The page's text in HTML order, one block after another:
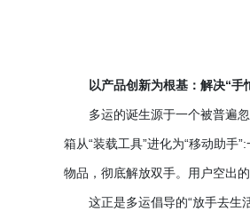
以产品创新为根基：解决“手
多运的诞生源于一个被普遍
箱从“装载工具”进化为“移动助
物品，彻底解放双手。用户空出
这正是多运倡导的“放手去生